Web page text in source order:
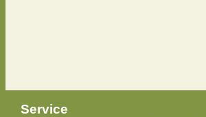
Service